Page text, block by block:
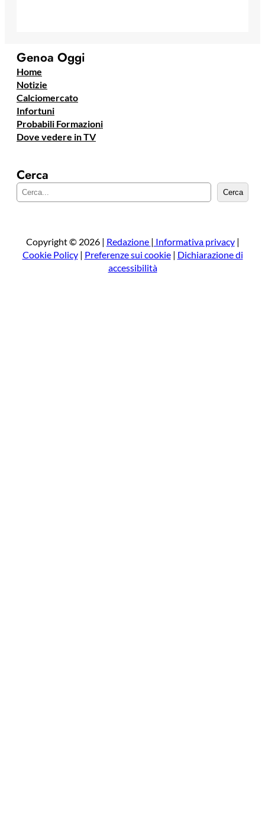
Genoa Oggi
Home
Notizie
Calciomercato
Infortuni
Probabili Formazioni
Dove vedere in TV
Cerca
e
a
Cerca
Copyright © 2026 | Redazione | Informativa privacy|
Cookie Policy| Preferenze sui cookie| Dichiarazione di
accessibilità